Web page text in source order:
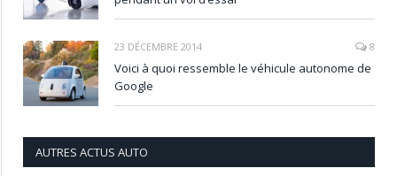
23 DÉCEMBRE 2014 8
Voici à quoi ressemble le véhicule autonome de
Google
AUTRES ACTUS AUTO